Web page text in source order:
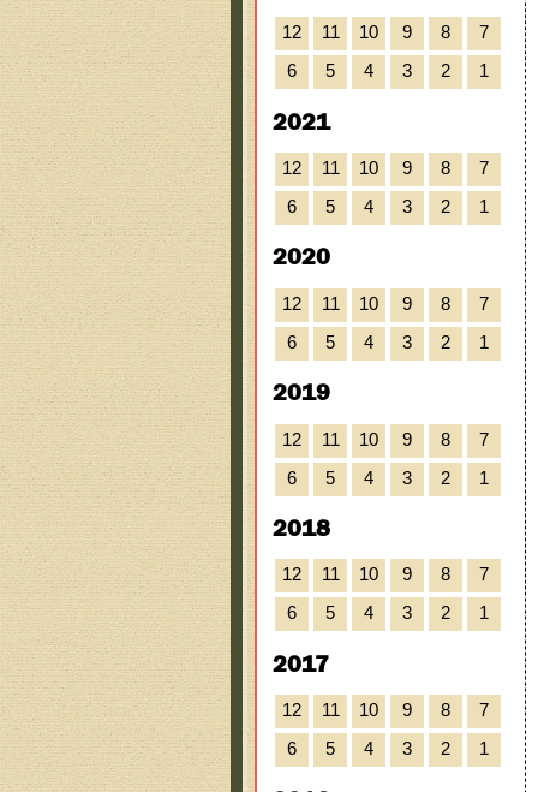
12 11 10 9 8
7
6
5 4 3 2 1
2021
12 11 10 9 8
7
6
5 4 3 2 1
2020
12 11 10 9 8
7
6
5 4 3 2 1
2019
12 11 10 9 8
7
6
5 4 3 2 1
2018
12 11 10 9 8
7
6
5 4 3 2 1
2017
12 11 10 9 8
7
6
5 4 3 2 1